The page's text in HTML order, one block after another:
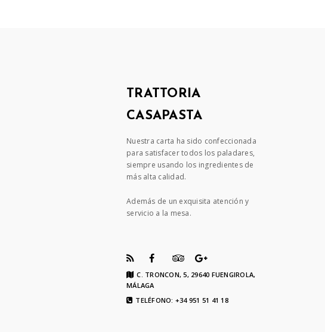
TRATTORIA
CASAPASTA
Nuestra carta ha sido confeccionada
para satisfacer todos los paladares,
siempre usando los ingredientes de
más alta calidad.
Además de un exquisita atención y
servicio a la mesa.
C. TRONCON, 5, 29640 FUENGIROLA,
MÁLAGA
TELÉFONO: +34 951 51 41 18